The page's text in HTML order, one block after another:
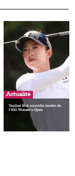
Actualité
Yealimi Noh nouvelle leader de
l’AIG Women’s Open